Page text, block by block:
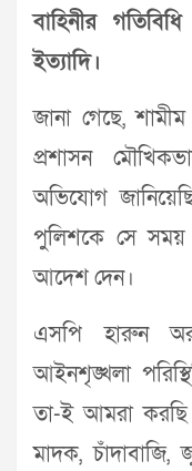
বাহিনীর
ইত্যাদি।
জানা গেছে,
প্রশাসন
অভিযোগ
পুলিশকে সে সময়
আদেশ দেন।
এসপি হারুন অর
আইনশৃঙ্খলা
তা-ই আমরা
মাদক,